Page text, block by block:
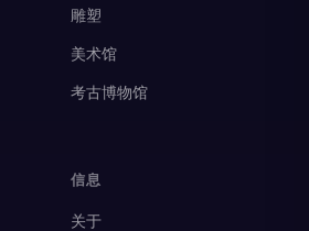
雕塑
美术馆
考古博物馆
信息
关于